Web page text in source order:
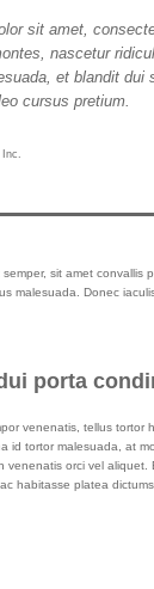
sit amet,
nascetur
et blandit
cursus pretium.
Inc.
sit amet
malesuada. Donec
porta
venenatis, tellus tortor
id tortor malesuada, at
venenatis orci vel
habitasse platea